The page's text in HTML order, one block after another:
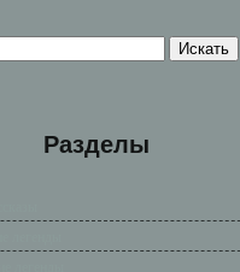
Разделы